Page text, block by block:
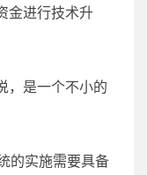
金进行技术升
，是一个不小的
的实施需要具备